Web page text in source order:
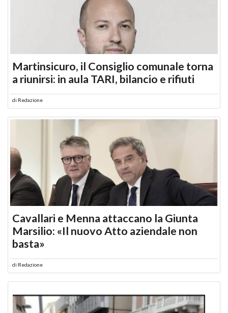
Martinsicuro, il Consiglio comunale torna
a riunirsi: in aula TARI, bilancio e rifiuti
di Redazione
Cavallari e Menna attaccano la Giunta
Marsilio: «Il nuovo Atto aziendale non
basta»
di Redazione